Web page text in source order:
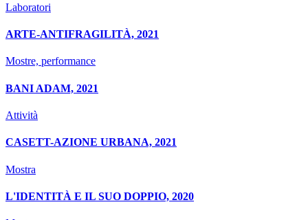
Laboratori
ARTE-ANTIFRAGILITÀ, 2021
Mostre, performance
BANI ADAM, 2021
Attività
CASETT-AZIONE URBANA, 2021
Mostra
L'IDENTITÀ E IL SUO DOPPIO, 2020